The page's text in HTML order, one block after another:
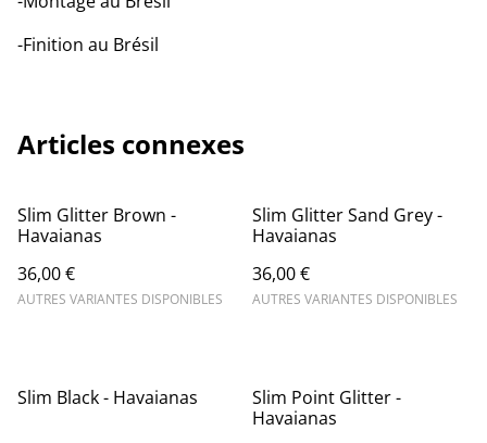
-Finition au Brésil
Articles connexes
Slim Glitter Brown -
Havaianas
36,00 €
AUTRES VARIANTES DISPONIBLES
Slim Glitter Sand Grey -
Havaianas
36,00 €
AUTRES VARIANTES DISPONIBLES
Slim Black - Havaianas
Slim Point Glitter -
Havaianas